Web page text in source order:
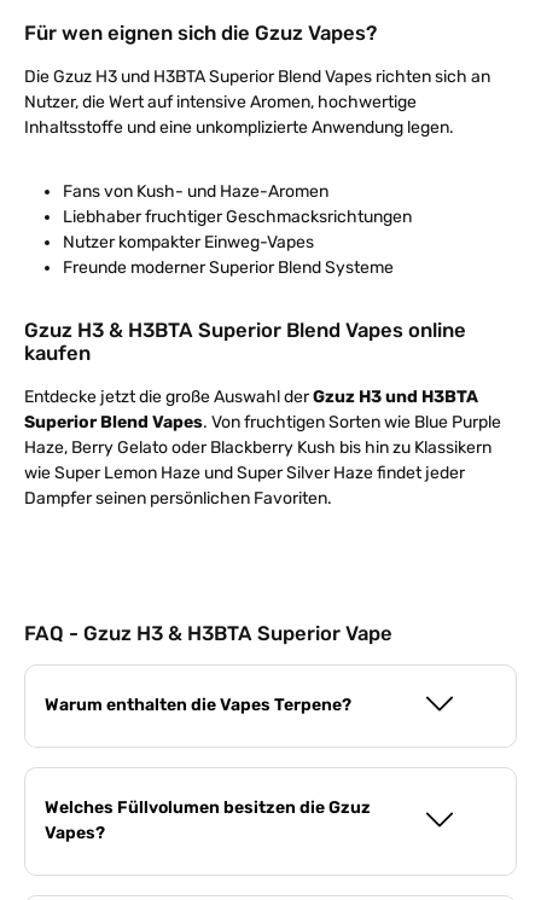
Für wen eignen sich die Gzuz Vapes?
Die Gzuz H3 und H3BTA Superior Blend Vapes richten sich an
Nutzer, die Wert auf intensive Aromen, hochwertige
Inhaltsstoffe und eine unkomplizierte Anwendung legen.
Fans von Kush- und Haze-Aromen
Liebhaber fruchtiger Geschmacksrichtungen
Nutzer kompakter Einweg-Vapes
Freunde moderner Superior Blend Systeme
Gzuz H3 & H3BTA Superior Blend Vapes online
kaufen
Entdecke jetzt die große Auswahl derGzuz H3 und H3BTA
Superior Blend Vapes. Von fruchtigen Sorten wie Blue Purple
Haze, Berry Gelato oder Blackberry Kush bis hin zu Klassikern
wie Super Lemon Haze und Super Silver Haze findet jeder
Dampfer seinen persönlichen Favoriten.
FAQ - Gzuz H3 & H3BTA Superior Vape
Warum enthalten die Vapes Terpene?
Welches Füllvolumen besitzen die Gzuz
Vapes?